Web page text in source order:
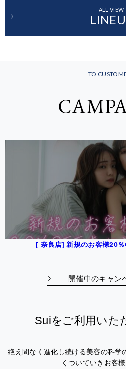
ALL VIEW
TO
[ 奈良店] 新規のお客様20％
開催中のキャン
Suiをご利用いた
絶え間なく進化し続ける美容の科学
くついていきお客